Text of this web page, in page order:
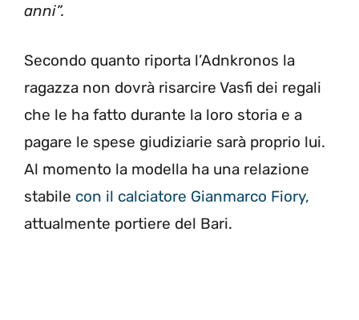
anni”.
Secondo quanto riporta l’Adnkronos la
ragazza non dovrà risarcire Vasfi dei regali
che le ha fatto durante la loro storia e a
pagare le spese giudiziarie sarà proprio lui.
Al momento la modella ha una relazione
stabile con il calciatore Gianmarco Fiory,
attualmente portiere del Bari.